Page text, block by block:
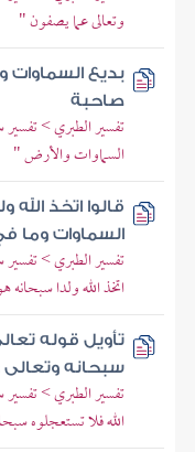
وتعالى عما يصفون "
بديع السماوات
صاحبة
تفسير الطبري > تفسير
السماوات والأرض "
قالوا اتخذ
السماوات وما
تفسير الطبري >
اتخذ الله ولدا
تأويل قوله
سبحانه
تفسير الطبري >
الله فلا تستعجلوه